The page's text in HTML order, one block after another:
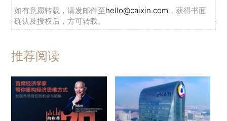
如有意愿转载，请发邮件至hello@caixin.com ，获得书面
确认及授权后，方可转载。
推荐阅读